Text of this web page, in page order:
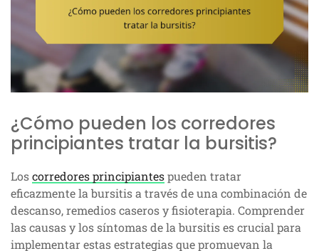
¿Cómo pueden los corredores
principiantes tratar la bursitis?
Loscorredores principiantespueden tratar
eficazmente la bursitis a través de una combinación de
descanso, remedios caseros y fisioterapia. Comprender
las causas y los síntomas de la bursitis es crucial para
implementar estas estrategias que promuevan la